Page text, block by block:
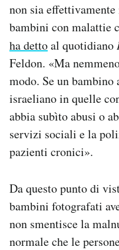
non sia
bambini con malattie
ha dettoal quotidiano
Feldon. «Ma
modo. Se un
israeliano in quelle
abbia subìto abusi o
servizi sociali e la
pazienti cronici».
Da questo punto di
bambini fotografati
non smentisce la
normale che le